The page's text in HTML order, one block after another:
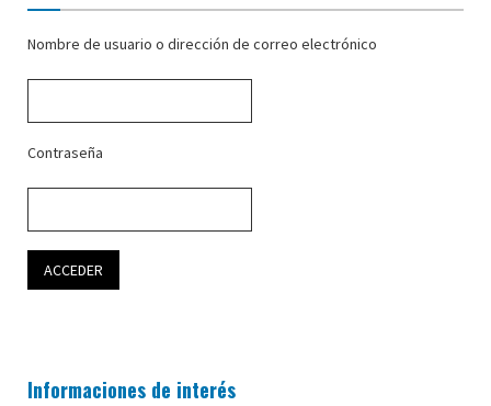
Nombre de usuario o dirección de correo electrónico
Contraseña
Informaciones de interés